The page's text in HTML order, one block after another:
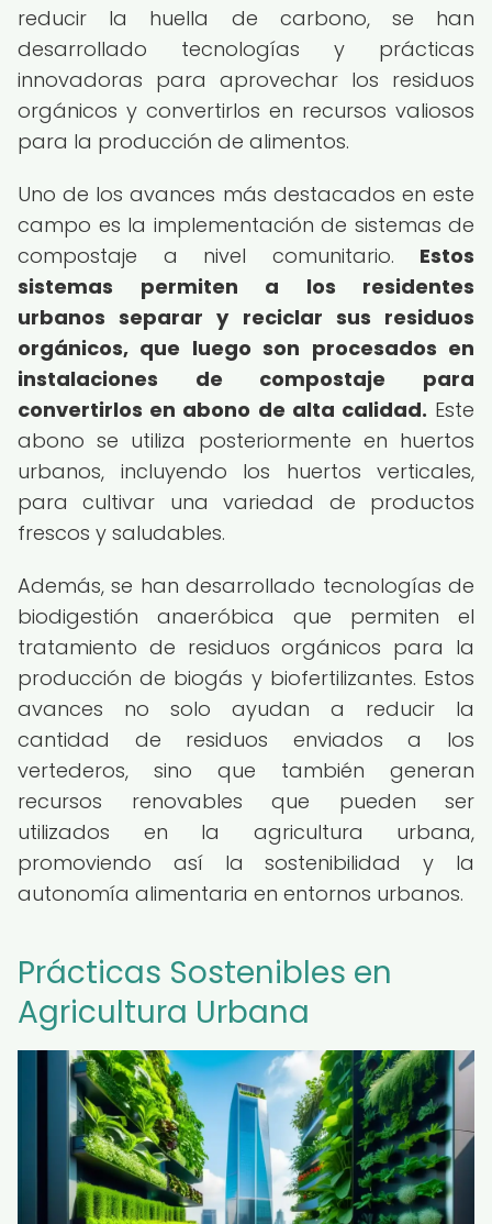
reducir la huella de carbono, se han
desarrollado tecnologías y prácticas
innovadoras para aprovechar los residuos
orgánicos y convertirlos en recursos valiosos
para la producción de alimentos.
Uno de los avances más destacados en este
campo es la implementación de sistemas de
compostaje a nivel comunitario. Estos
sistemas permiten a los residentes
urbanos separar y reciclar sus residuos
orgánicos, que luego son procesados en
instalaciones de compostaje para
convertirlos en abono de alta calidad. Este
abono se utiliza posteriormente en huertos
urbanos, incluyendo los huertos verticales,
para cultivar una variedad de productos
frescos y saludables.
Además, se han desarrollado tecnologías de
biodigestión anaeróbica que permiten el
tratamiento de residuos orgánicos para la
producción de biogás y biofertilizantes. Estos
avances no solo ayudan a reducir la
cantidad de residuos enviados a los
vertederos, sino que también generan
recursos renovables que pueden ser
utilizados en la agricultura urbana,
promoviendo así la sostenibilidad y la
autonomía alimentaria en entornos urbanos.
Prácticas Sostenibles en
Agricultura Urbana